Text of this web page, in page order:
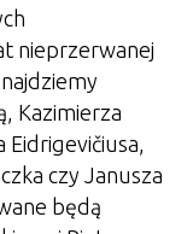
nieprzerwanej
Kazimierza
Eidrigevičiusa,
czy Janusza
będą